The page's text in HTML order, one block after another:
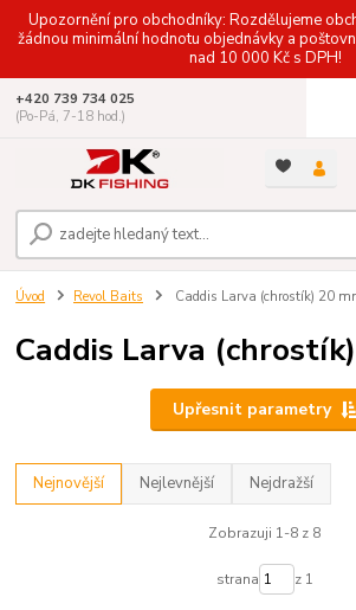
Upozornění pro obchodníky: Rozdělujeme
žádnou minimální hodnotu objednávky a
nad 10 000 Kč s DPH!
+420 739 734 025
(Po-Pá, 7-18 hod.)
Úvod Revol Baits Caddis Larva (chrostík) 20
Caddis Larva
Upřesnit parametry
Nejnovější Nejlevnější Nejdražší
Zobrazuji 1-8 z 8
strana z 1